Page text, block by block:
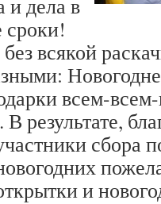
и дела в
всякой
всем-
сбора
и